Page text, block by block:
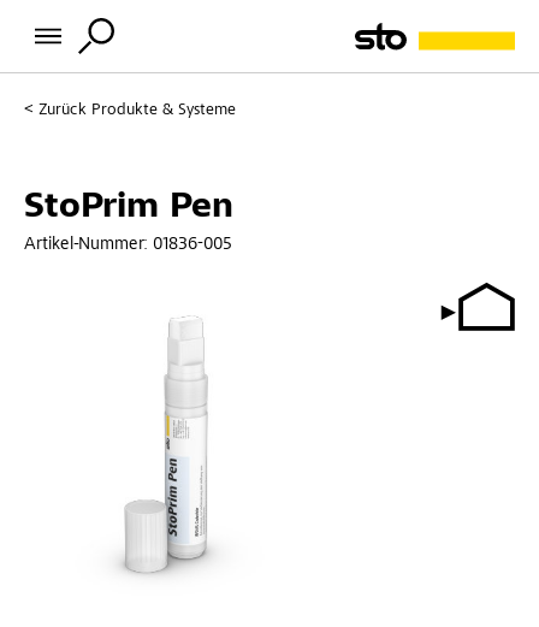
Zurück Produkte & Systeme
StoPrim Pen
Artikel-Nummer: 01836-005